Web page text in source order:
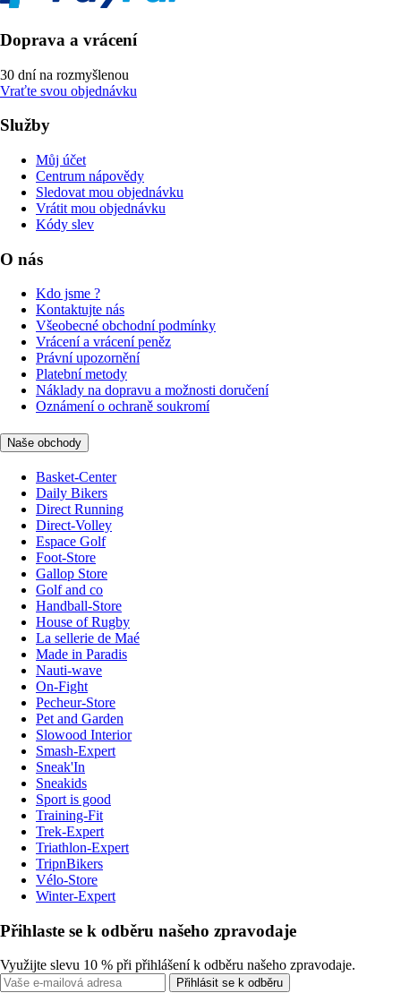
Doprava a vrácení
30 dní na rozmyšlenou
Vraťte svou objednávku
Služby
Můj účet
Centrum nápovědy
Sledovat mou objednávku
Vrátit mou objednávku
Kódy slev
O nás
Kdo jsme ?
Kontaktujte nás
Všeobecné obchodní podmínky
Vrácení a vrácení peněz
Právní upozornění
Platební metody
Náklady na dopravu a možnosti doručení
Oznámení o ochraně soukromí
Naše obchody
Basket-Center
Daily Bikers
Direct Running
Direct-Volley
Espace Golf
Foot-Store
Gallop Store
Golf and co
Handball-Store
House of Rugby
La sellerie de Maé
Made in Paradis
Nauti-wave
On-Fight
Pecheur-Store
Pet and Garden
Slowood Interior
Smash-Expert
Sneak'In
Sneakids
Sport is good
Training-Fit
Trek-Expert
Triathlon-Expert
TripnBikers
Vélo-Store
Winter-Expert
Přihlaste se k odběru našeho zpravodaje
Využijte slevu 10 % při přihlášení k odběru našeho zpravodaje.
Přihlásit se k odběru